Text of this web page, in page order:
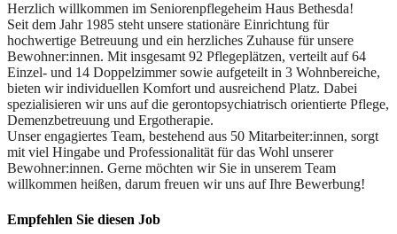
Herzlich willkommen im Seniorenpflegeheim Haus Bethesda!
Seit dem Jahr 1985 steht unsere stationäre Einrichtung für
hochwertige Betreuung und ein herzliches Zuhause für unsere
Bewohner:innen. Mit insgesamt 92 Pflegeplätzen, verteilt auf 64
Einzel- und 14 Doppelzimmer sowie aufgeteilt in 3 Wohnbereiche,
bieten wir individuellen Komfort und ausreichend Platz. Dabei
spezialisieren wir uns auf die gerontopsychiatrisch orientierte Pflege,
Demenzbetreuung und Ergotherapie.
Unser engagiertes Team, bestehend aus 50 Mitarbeiter:innen, sorgt
mit viel Hingabe und Professionalität für das Wohl unserer
Bewohner:innen. Gerne möchten wir Sie in unserem Team
willkommen heißen, darum freuen wir uns auf Ihre Bewerbung!
Empfehlen Sie diesen Job